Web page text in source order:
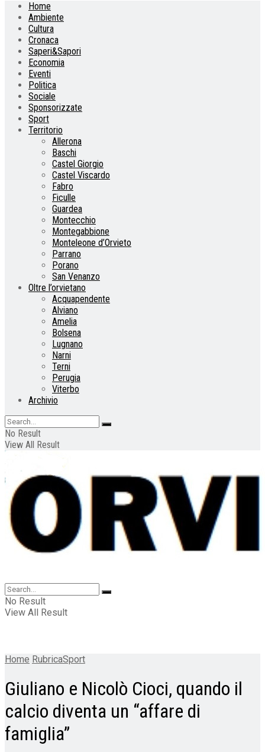
Home
Ambiente
Cultura
Cronaca
Saperi&Sapori
Economia
Eventi
Politica
Sociale
Sponsorizzate
Sport
Territorio
Allerona
Baschi
Castel Giorgio
Castel Viscardo
Fabro
Ficulle
Guardea
Montecchio
Montegabbione
Monteleone d’Orvieto
Parrano
Porano
San Venanzo
Oltre l’orvietano
Acquapendente
Alviano
Amelia
Bolsena
Lugnano
Narni
Terni
Perugia
Viterbo
Archivio
No Result
View All Result
No Result
View All Result
Home RubricaSport
Giuliano e Nicolò Cioci, quando il
calcio diventa un “affare di
famiglia”